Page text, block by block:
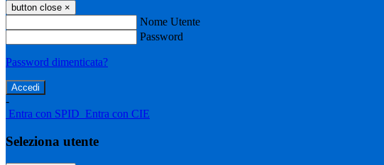
button close ×
Nome Utente
Password
Password dimenticata?
-
Entra con SPID Entra con CIE
Seleziona utente